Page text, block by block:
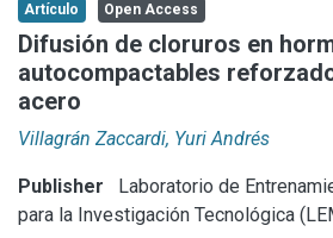
Aportar material
Statistics
Artículo Open Access
Difusión de cloruros en
autocompactables
acero
Villagrán Zaccardi, Yuri Andrés
Publisher
Laboratorio de
para la Investigación Tecnológica